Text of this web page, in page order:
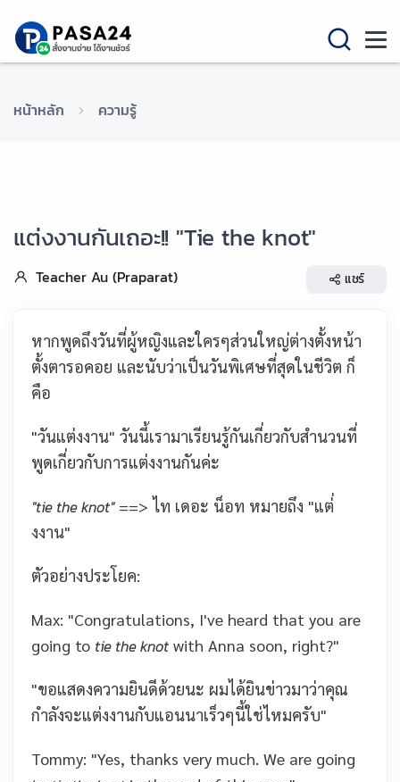
หน้าหลัก ความรู้
แต่งงานกันเถอะ!! "Tie the knot"
Teacher Au (Praparat) แชร์
หากพูดถึงวันที่ผู้หญิงและใครๆส่วนใหญ่ต่างตั้งหน้า
ตั้งตารอคอย และนับว่าเป็นวันพิเศษที่สุดในชีวิต ก็
คือ
"วันแต่งงาน" วันนี้เรามาเรียนรู้กันเกี่ยวกับสำนวนที่
พูดเกี่ยวกับการแต่งงานกันค่ะ
"tie the knot" ==> ไท เดอะ น็อท หมายถึง "แต่่
งงาน"
ตัวอย่างประโยค:
Max: "Congratulations, I've heard that you are
going to tie the knot with Anna soon, right?"
"ขอแสดงความยินดีด้วยนะ ผมได้ยินข่าวมาว่าคุณ
กำลังจะแต่งงานกับแอนนาเร็วๆนี้ใช่ไหมครับ"
Tommy: "Yes, thanks very much. We are going